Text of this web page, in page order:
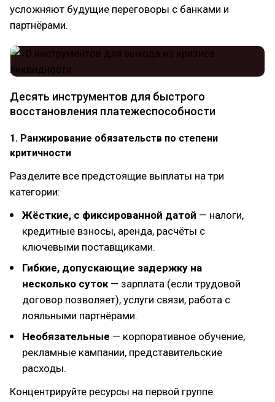
усложняют будущие переговоры с банками и
партнёрами.
Десять инструментов для быстрого
восстановления платежеспособности
1. Ранжирование обязательств по степени
критичности
Разделите все предстоящие выплаты на три
категории:
Жёсткие, с фиксированной датой — налоги,
кредитные взносы, аренда, расчёты с
ключевыми поставщиками.
Гибкие, допускающие задержку на
несколько суток — зарплата (если трудовой
договор позволяет), услуги связи, работа с
лояльными партнёрами.
Необязательные — корпоративное обучение,
рекламные кампании, представительские
расходы.
Концентрируйте ресурсы на первой группе.